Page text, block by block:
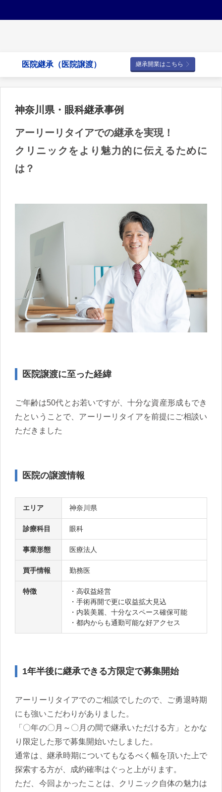
医院継承（医院譲渡） 継承開業はこちら
神奈川県・眼科継承事例
アーリーリタイアでの継承を実現！
クリニックをより魅力的に伝えるために
は？
医院譲渡に至った経緯
ご年齢は50代とお若いですが、十分な資産形成もでき
たということで、アーリーリタイアを前提にご相談い
ただきました
医院の譲渡情報
エリア 神奈川県
診療科目 眼科
事業形態 医療法人
買手情報 勤務医
特徴
・高収益経営
・手術再開で更に収益拡大見込
・内装美麗、十分なスペース確保可能
・都内からも通勤可能な好アクセス
1年半後に継承できる方限定で募集開始
アーリーリタイアでのご相談でしたので、ご勇退時期
にも強いこだわりがありました。
「〇年の〇月～〇月の間で継承いただける方」とかな
り限定した形で募集開始いたしました。
通常は、継承時期についてもなるべく幅を頂いた上で
探索する方が、成約確率はぐっと上がります。
ただ、今回よかったことは、クリニック自体の魅力は